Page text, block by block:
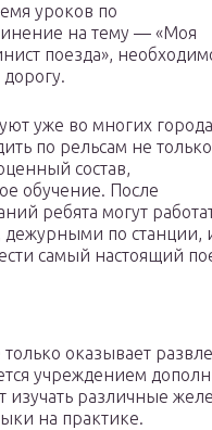
уроков по
на тему — «Моя
поезда»,
уже во многих
по рельсам не только
состав,
обучение. После
ребята могут
по станции,
самый настоящий
оказывает
учреждением
изучать различные
на практике.